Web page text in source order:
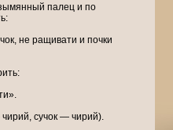
палец и по
не ращивати и почки
сучок — чирий).